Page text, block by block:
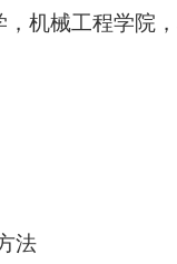
，机械工程学院
法